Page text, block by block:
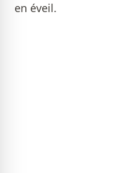
en éveil.